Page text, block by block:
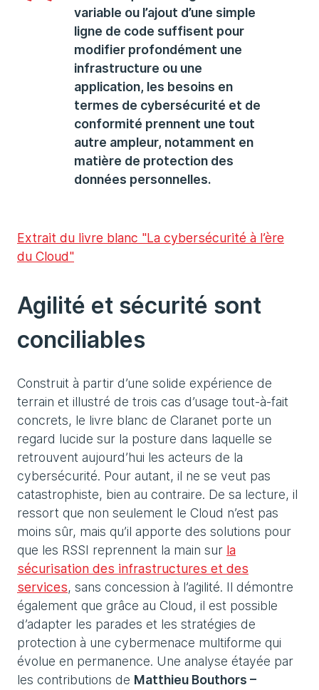
variable ou l’ajout d’une simple
ligne de code suffisent pour
modifier profondément une
infrastructure ou une
application, les besoins en
termes de cybersécurité et de
conformité prennent une tout
autre ampleur, notamment en
matière de protection des
données personnelles.
Extrait du livre blanc "La cybersécurité à l’ère
du Cloud"
Agilité et sécurité sont
conciliables
Construit à partir d’une solide expérience de
terrain et illustré de trois cas d’usage tout-à-fait
concrets, le livre blanc de Claranet porte un
regard lucide sur la posture dans laquelle se
retrouvent aujourd’hui les acteurs de la
cybersécurité. Pour autant, il ne se veut pas
catastrophiste, bien au contraire. De sa lecture, il
ressort que non seulement le Cloud n’est pas
moins sûr, mais qu’il apporte des solutions pour
que les RSSI reprennent la main sur la
sécurisation des infrastructures et des
services, sans concession à l’agilité. Il démontre
également que grâce au Cloud, il est possible
d’adapter les parades et les stratégies de
protection à une cybermenace multiforme qui
évolue en permanence. Une analyse étayée par
les contributions de Matthieu Bouthors –